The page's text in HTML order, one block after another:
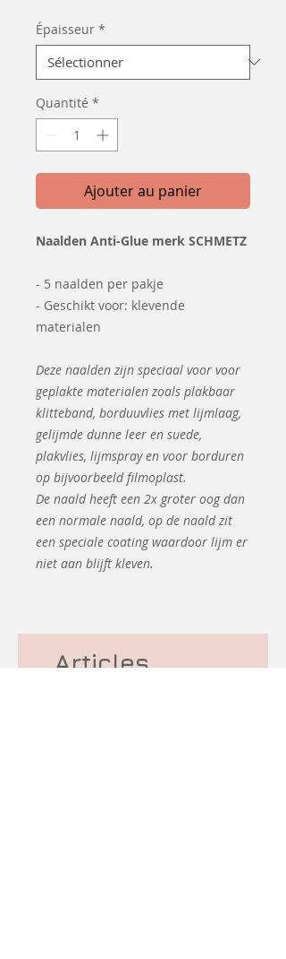
Épaisseur *
Quantité *
Ajouter au panier
Naalden Anti-Glue merk SCHMETZ
- 5 naalden per pakje
- Geschikt voor: klevende
materialen
Deze naalden zijn speciaal voor voor
geplakte materialen zoals plakbaar
klitteband, borduuvlies met lijmlaag,
gelijmde dunne leer en suede,
plakvlies, lijmspray en voor borduren
op bijvoorbeeld filmoplast.
De naald heeft een 2x groter oog dan
een normale naald, op de naald zit
een speciale coating waardoor lijm er
niet aan blijft kleven.
Articles